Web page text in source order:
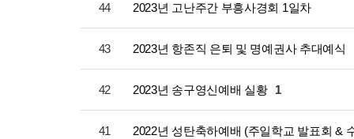
44 2023년 고난주간 부흥사경회 1일차
43 2023년 항존직 은퇴 및 명예권사 추대예식
42 2023년 송구영신예배 실황 1
41 2022년 성탄축하예배 (주일학교 발표회 &